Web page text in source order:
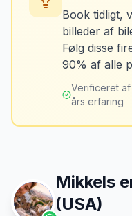
MJ
Mikkels
“Jeg
vinkler
Tank bilen
lufthavnen
er markant
Book tidligt,
billeder af
Følg disse
90% af alle
Verificeret
års erfaring
Mikkels
(USA)